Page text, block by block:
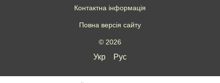
Контактна інформація
Повна версія сайту
© 2026
Укр Рус